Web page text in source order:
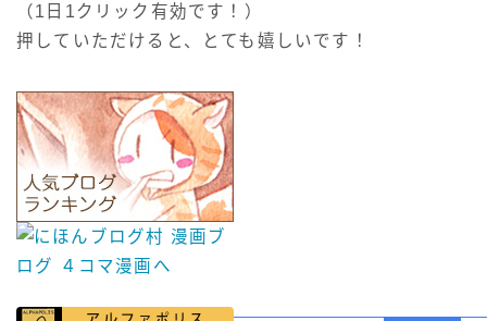
（1日1クリック有効です！）
押していただけると、とても嬉しいです！